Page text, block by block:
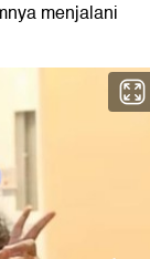
menjalani